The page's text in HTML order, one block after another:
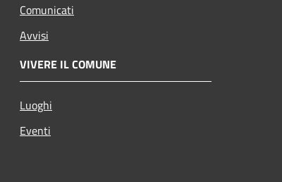
Comunicati
Avvisi
VIVERE IL COMUNE
Luoghi
Eventi